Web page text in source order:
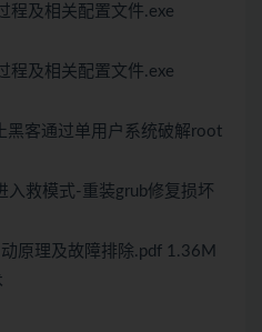
程及相关配置文件.exe
程及相关配置文件.exe
黑客通过单用户系统破解root
救模式-重装grub修复损坏
原理及故障排除.pdf 1.36M